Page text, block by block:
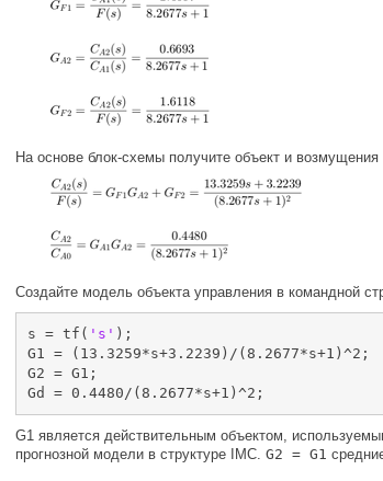
На основе блок-схемы получите объект и
Создайте модель объекта управления в командной
s = tf( 's' );
G1 = (13.3259*s+3.2239)/(8.2677*s+1)^2;
G2 = G1;
G1 является действительным объектом,
прогнозной модели в структуре IMC. G2 = G1